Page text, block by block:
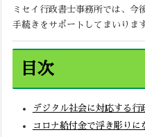
ミセイ行政書士事務所では、今
手続きをサポートしてまいりま
目次
デジタル社会に対応する行
コロナ給付金で浮き彫りに